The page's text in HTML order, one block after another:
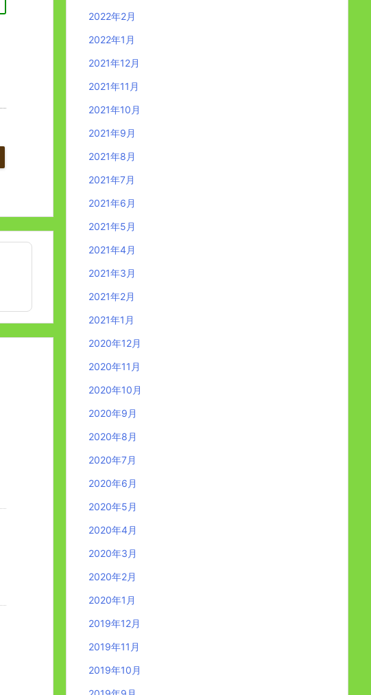
2022年2月
2022年1月
2021年12月
2021年11月
2021年10月
2021年9月
2021年8月
2021年7月
2021年6月
2021年5月
2021年4月
2021年3月
2021年2月
2021年1月
2020年12月
2020年11月
2020年10月
2020年9月
2020年8月
2020年7月
2020年6月
2020年5月
2020年4月
2020年3月
2020年2月
2020年1月
2019年12月
2019年11月
2019年10月